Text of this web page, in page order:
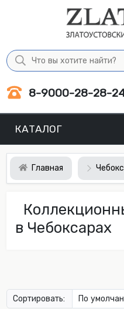
8-9000-28-28-
КАТАЛОГ
Главная
в Чебоксарах
Сортировать: